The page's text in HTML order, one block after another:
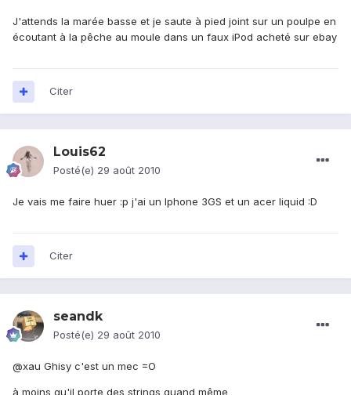
J'attends la marée basse et je saute à pied joint sur un poulpe en
écoutant à la pêche au moule dans un faux iPod acheté sur ebay
Citer
Louis62
Posté(e) 29 août 2010
Je vais me faire huer :p j'ai un Iphone 3GS et un acer liquid :D
Citer
seandk
Posté(e) 29 août 2010
@xau Ghisy c'est un mec =O
à moins qu'il porte des strings quand même